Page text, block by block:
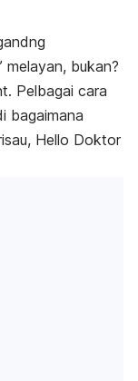
melayan, bukan?
Pelbagai cara
bagaimana
Hello Doktor